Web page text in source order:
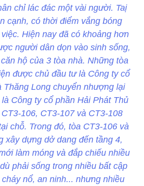
chỉ lác đác một vài người. Taị
cạnh, có thời điểm vắng bóng
Hiện nay đã có khoảng hơn
người dân dọn vào sinh sống,
hộ của 3 tòa nhà. Những tòa
được chủ đầu tư là Công ty cổ
Thăng Long chuyển nhượng lại
Công ty cổ phần Hải Phát Thủ
106, CT3-107 và CT3-108
chỗ. Trong đó, tòa CT3-106 và
xây dựng dở dang đến tầng 4,
làm móng và đắp chiếu nhiều
phải sống trong nhiều bất cập
nổ, an ninh... nhưng nhiều